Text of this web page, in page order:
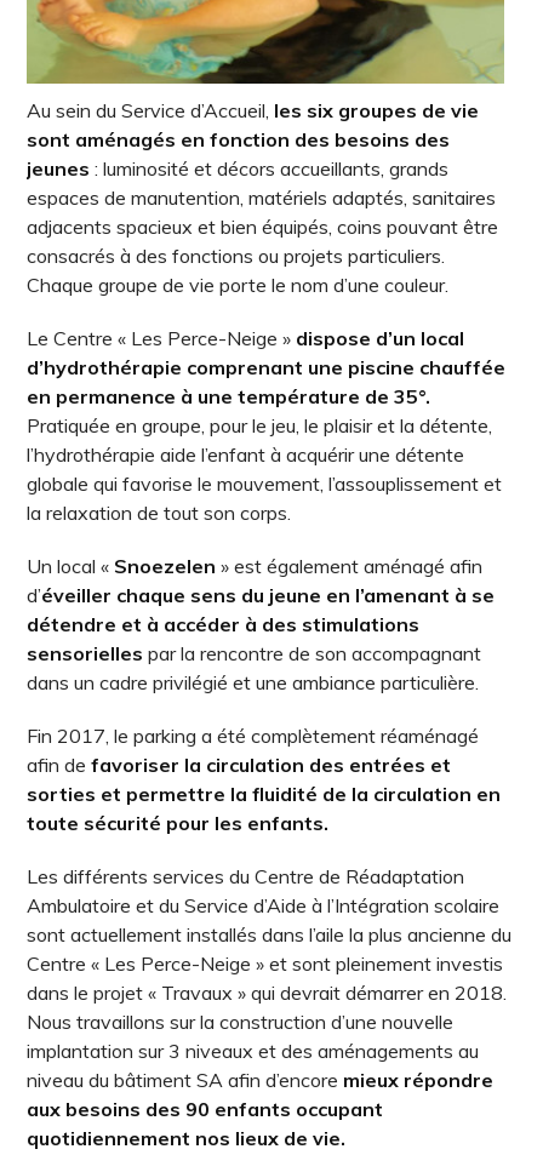
Au sein du Service d’Accueil, les six groupes de vie
sont aménagés en fonction des besoins des
jeunes : luminosité et décors accueillants, grands
espaces de manutention, matériels adaptés, sanitaires
adjacents spacieux et bien équipés, coins pouvant être
consacrés à des fonctions ou projets particuliers.
Chaque groupe de vie porte le nom d’une couleur.
Le Centre « Les Perce-Neige » dispose d’un local
d’hydrothérapie comprenant une piscine chauffée
en permanence à une température de 35°.
Pratiquée en groupe, pour le jeu, le plaisir et la détente,
l’hydrothérapie aide l’enfant à acquérir une détente
globale qui favorise le mouvement, l’assouplissement et
la relaxation de tout son corps.
Un local « Snoezelen » est également aménagé afin
d’éveiller chaque sens du jeune en l’amenant à se
détendre et à accéder à des stimulations
sensorielles par la rencontre de son accompagnant
dans un cadre privilégié et une ambiance particulière.
Fin 2017, le parking a été complètement réaménagé
afin defavoriser la circulation des entrées et
sorties et permettre la fluidité de la circulation en
toute sécurité pour les enfants.
Les différents services du Centre de Réadaptation
Ambulatoire et du Service d’Aide à l’Intégration scolaire
sont actuellement installés dans l’aile la plus ancienne du
Centre « Les Perce-Neige » et sont pleinement investis
dans le projet « Travaux » qui devrait démarrer en 2018.
Nous travaillons sur la construction d’une nouvelle
implantation sur 3 niveaux et des aménagements au
niveau du bâtiment SA afin d’encore mieux répondre
aux besoins des 90 enfants occupant
quotidiennement nos lieux de vie.